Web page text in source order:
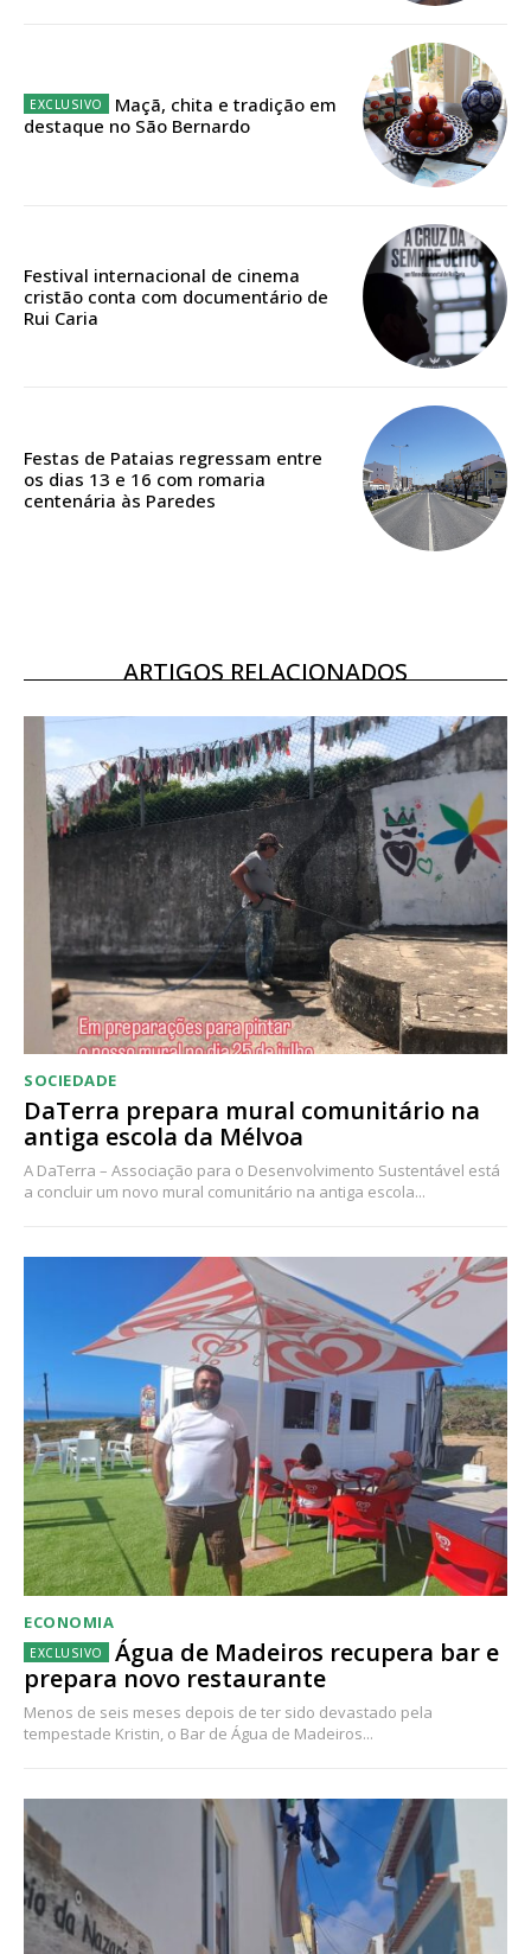
Edição em papel entregue à Quinta-feira em sua
ASSINATURA
DIGITAL ANUAL
Acesso aos conteúdos Exclusivos para
assinantes
Ofertas para assinatura anual
Escolha o plano
Maçã, chita e tradição em
destaque no São Bernardo
Festival internacional de cinema
cristão conta com documentário de
Rui Caria
Festas de Pataias regressam entre
os dias 13 e 16 com romaria
centenária às Paredes
ARTIGOS RELACIONADOS
SOCIEDADE
DaTerra prepara mural comunitário na
antiga escola da Mélvoa
A DaTerra – Associação para o Desenvolvimento Sustentável está
a concluir um novo mural comunitário na antiga escola...
ECONOMIA
Água de Madeiros recupera bar e
prepara novo restaurante
Menos de seis meses depois de ter sido devastado pela
tempestade Kristin, o Bar de Água de Madeiros...